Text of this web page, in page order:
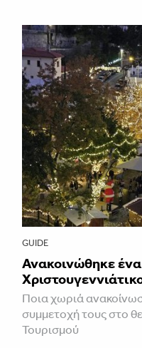
GUIDE
Ανακοινώθηκε
Ποια χωριά
συμμετοχή τους στο
Τουρισμού